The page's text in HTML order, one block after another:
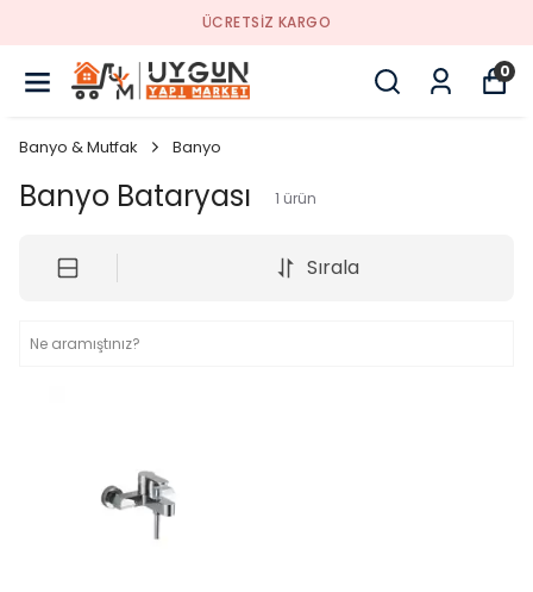
ÜCRETSİZ KARGO
0
Banyo & Mutfak Banyo
Banyo Bataryası 1 ürün
Sırala